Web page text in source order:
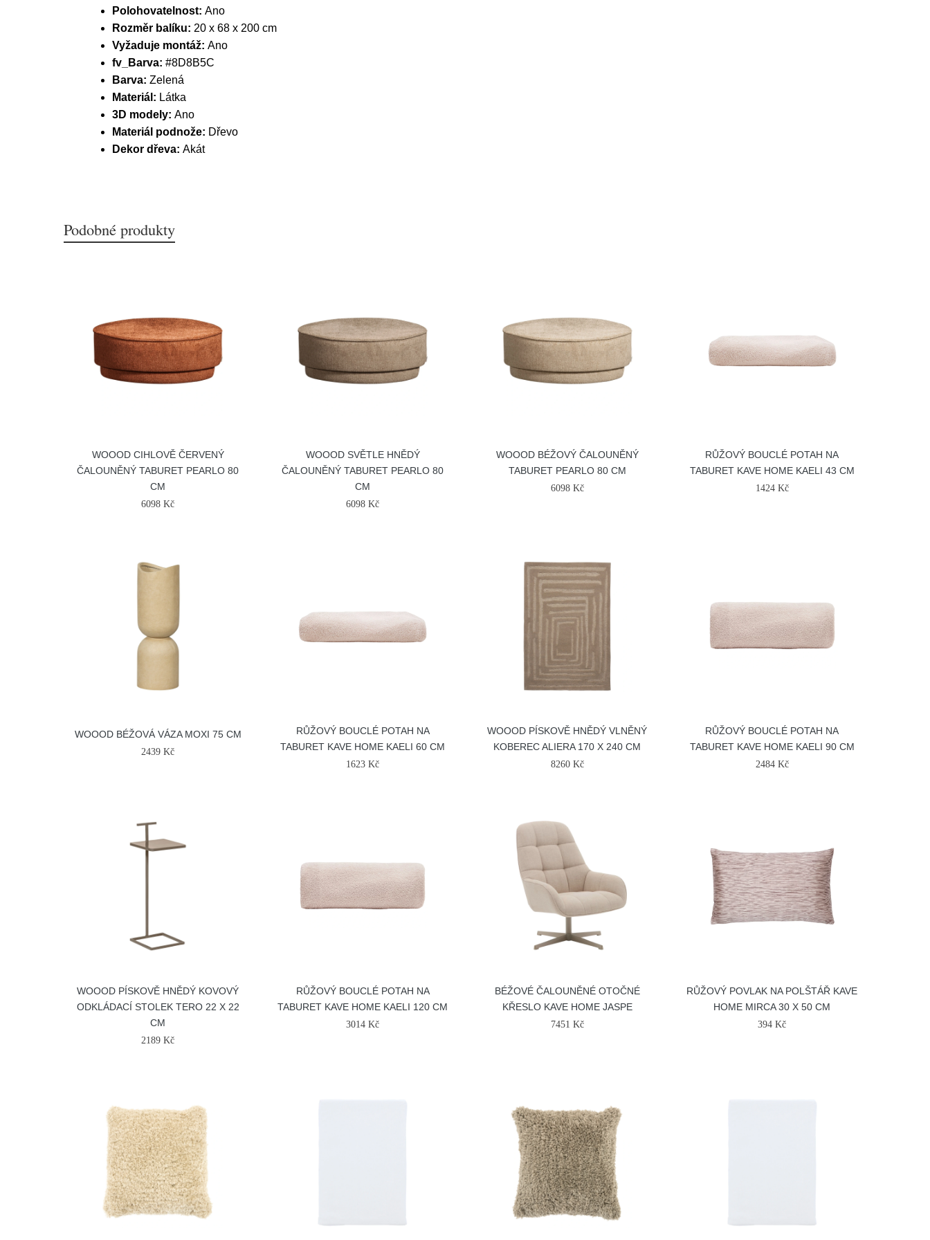
Polohovatelnost: Ano
Rozměr balíku: 20 x 68 x 200 cm
Vyžaduje montáž: Ano
fv_Barva: #8D8B5C
Barva: Zelená
Materiál: Látka
3D modely: Ano
Materiál podnože: Dřevo
Dekor dřeva: Akát
Podobné produkty
WOOOD CIHLOVĚ ČERVENÝ
ČALOUNĚNÝ TABURET PEARLO 80
CM
6098 Kč
WOOOD SVĚTLE HNĚDÝ
ČALOUNĚNÝ TABURET PEARLO 80
CM
6098 Kč
WOOOD BÉŽOVÝ ČALOUNĚNÝ
TABURET PEARLO 80 CM
6098 Kč
RŮŽOVÝ BOUCLÉ POTAH NA
TABURET KAVE HOME KAELI 43 CM
1424 Kč
WOOOD BÉŽOVÁ VÁZA MOXI 75 CM
2439 Kč
RŮŽOVÝ BOUCLÉ POTAH NA
TABURET KAVE HOME KAELI 60 CM
1623 Kč
WOOOD PÍSKOVĚ HNĚDÝ VLNĚNÝ
KOBEREC ALIERA 170 X 240 CM
8260 Kč
RŮŽOVÝ BOUCLÉ POTAH NA
TABURET KAVE HOME KAELI 90 CM
2484 Kč
WOOOD PÍSKOVĚ HNĚDÝ KOVOVÝ
ODKLÁDACÍ STOLEK TERO 22 X 22
CM
2189 Kč
RŮŽOVÝ BOUCLÉ POTAH NA
TABURET KAVE HOME KAELI 120 CM
3014 Kč
BÉŽOVÉ ČALOUNĚNÉ OTOČNÉ
KŘESLO KAVE HOME JASPE
7451 Kč
RŮŽOVÝ POVLAK NA POLŠTÁŘ KAVE
HOME MIRCA 30 X 50 CM
394 Kč